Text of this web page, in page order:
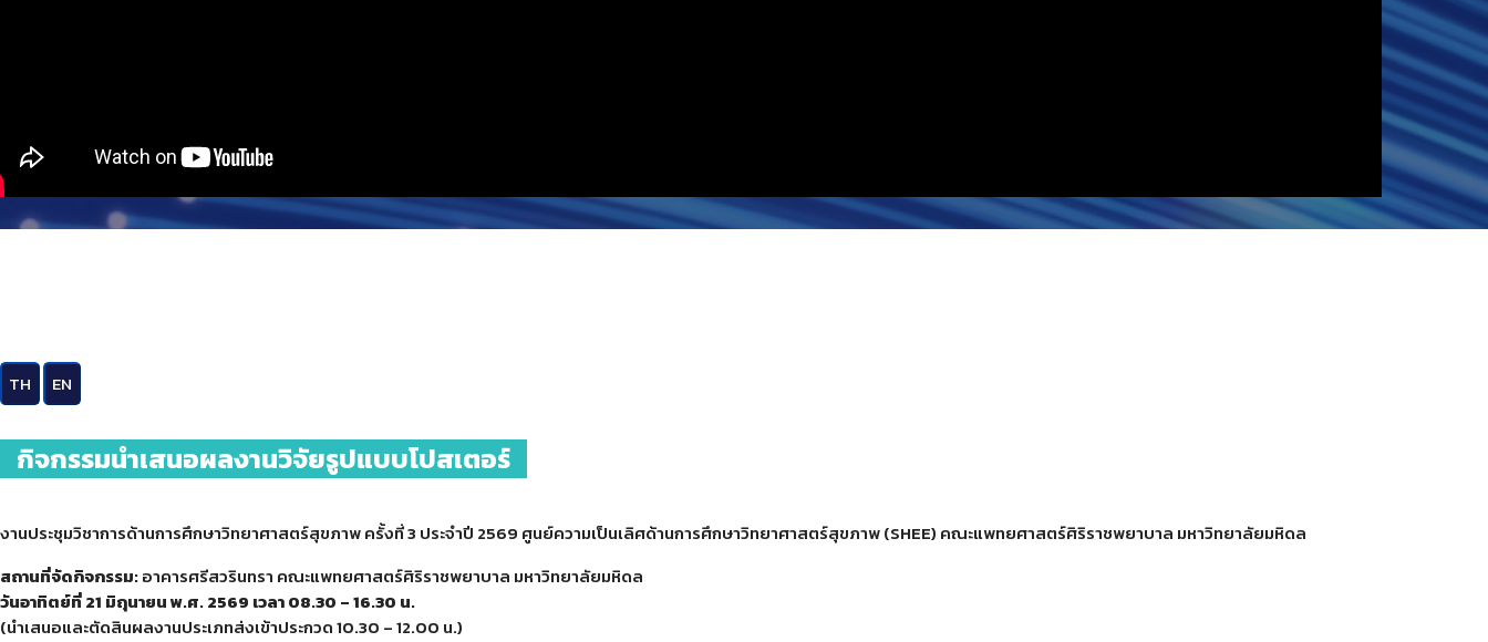
TH EN
กิจกรรมนำเสนอผลงานวิจัยรูปแบบโปสเตอร์
งานประชุมวิชาการด้านการศึกษาวิทยาศาสตร์สุขภาพ ครั้งที่ 3 ประจำปี 2569 ศูนย์ความเป็นเลิศด้านการศึกษาวิทยาศาสตร์สุขภาพ (SHEE) คณะแพทยศาสตร์ศิริราชพยาบาล มหาวิทยาลัยมหิดล
สถานที่จัดกิจกรรม:อาคารศรีสวรินทรา คณะแพทยศาสตร์ศิริราชพยาบาล มหาวิทยาลัยมหิดล
วันอาทิตย์ที่21 มิถุนายน พ.ศ.2569 เวลา08.30 – 16.30 น.
(นำเสนอและตัดสินผลงานประเภทส่งเข้าประกวด 10.30 – 12.00 น.)